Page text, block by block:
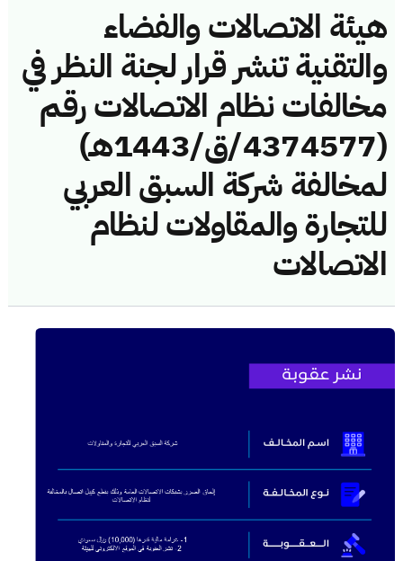
هيئة الاتصالات والفضاء
والتقنية تنشر قرار لجنة النظر في
مخالفات نظام الاتصالات رقم
(4374577/ق/1443هـ)
لمخالفة شركة السبق العربي
للتجارة والمقاولات لنظام
الاتصالات